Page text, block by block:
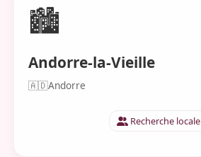
🏙️
Andorre-la-Vieille
🇦🇩Andorre
Recherche locale